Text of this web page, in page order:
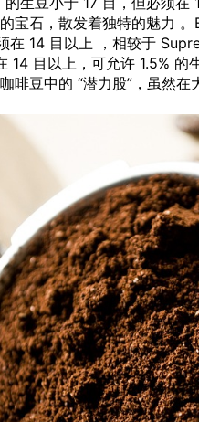
宝石，散发着独特的魅力
在 14 目以上 ，相较于
14 目以上，可允许 1.5%
啡豆中的 “潜力股”，虽然